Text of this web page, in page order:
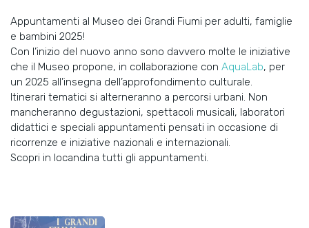
Appuntamenti al Museo dei Grandi Fiumi per adulti, famiglie
e bambini 2025!
Con l’inizio del nuovo anno sono davvero molte le iniziative
che il Museo propone, in collaborazione con AquaLab, per
un 2025 all’insegna dell’approfondimento culturale.
Itinerari tematici si alterneranno a percorsi urbani. Non
mancheranno degustazioni, spettacoli musicali, laboratori
didattici e speciali appuntamenti pensati in occasione di
ricorrenze e iniziative nazionali e internazionali.
Scopri in locandina tutti gli appuntamenti.